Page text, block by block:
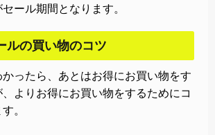
ール期間となります。
ルの買い物のコツ
ったら、あとはお得にお買い物をす
よりお得にお買い物をするためにコ
。